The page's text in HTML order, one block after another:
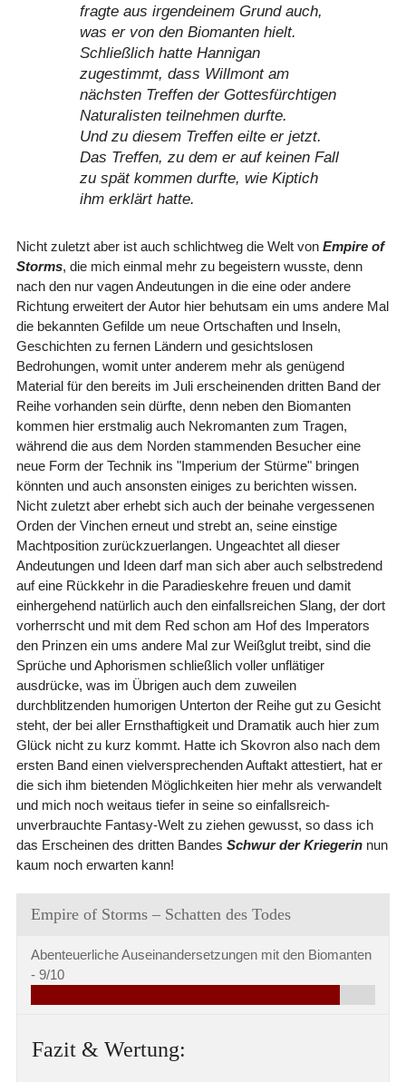
fragte aus irgendeinem Grund auch,
was er von den Biomanten hielt.
Schließlich hatte Hannigan
zugestimmt, dass Willmont am
nächsten Treffen der Gottesfürchtigen
Naturalisten teilnehmen durfte.
Und zu diesem Treffen eilte er jetzt.
Das Treffen, zu dem er auf keinen Fall
zu spät kommen durfte, wie Kiptich
ihm erklärt hatte.
Nicht zuletzt aber ist auch schlichtweg die Welt von Empire of
Storms, die mich einmal mehr zu begeistern wusste, denn
nach den nur vagen Andeutungen in die eine oder andere
Richtung erweitert der Autor hier behutsam ein ums andere Mal
die bekannten Gefilde um neue Ortschaften und Inseln,
Geschichten zu fernen Ländern und gesichtslosen
Bedrohungen, womit unter anderem mehr als genügend
Material für den bereits im Juli erscheinenden dritten Band der
Reihe vorhanden sein dürfte, denn neben den Biomanten
kommen hier erstmalig auch Nekromanten zum Tragen,
während die aus dem Norden stammenden Besucher eine
neue Form der Technik ins "Imperium der Stürme" bringen
könnten und auch ansonsten einiges zu berichten wissen.
Nicht zuletzt aber erhebt sich auch der beinahe vergessenen
Orden der Vinchen erneut und strebt an, seine einstige
Machtposition zurückzuerlangen. Ungeachtet all dieser
Andeutungen und Ideen darf man sich aber auch selbstredend
auf eine Rückkehr in die Paradieskehre freuen und damit
einhergehend natürlich auch den einfallsreichen Slang, der dort
vorherrscht und mit dem Red schon am Hof des Imperators
den Prinzen ein ums andere Mal zur Weißglut treibt, sind die
Sprüche und Aphorismen schließlich voller unflätiger
ausdrücke, was im Übrigen auch dem zuweilen
durchblitzenden humorigen Unterton der Reihe gut zu Gesicht
steht, der bei aller Ernsthaftigkeit und Dramatik auch hier zum
Glück nicht zu kurz kommt. Hatte ich Skovron also nach dem
ersten Band einen vielversprechenden Auftakt attestiert, hat er
die sich ihm bietenden Möglichkeiten hier mehr als verwandelt
und mich noch weitaus tiefer in seine so einfallsreich-
unverbrauchte Fantasy-Welt zu ziehen gewusst, so dass ich
das Erscheinen des dritten Bandes Schwur der Kriegerinnun
kaum noch erwarten kann!
Empire of Storms – Schatten des Todes
Abenteuerliche Auseinandersetzungen mit den Biomanten
- 9/10
Fazit & Wertung: